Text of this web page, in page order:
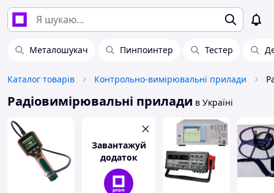
Металошукач Пинпоинтер Тестер
Каталог товарів Контрольно-вимірювальні прилади
Радіовимірювальні прилади в Україні
Завантажуй
додаток